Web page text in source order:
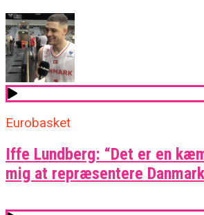
Eurobasket
Iffe Lundberg: “Det er en
mig at repræsentere